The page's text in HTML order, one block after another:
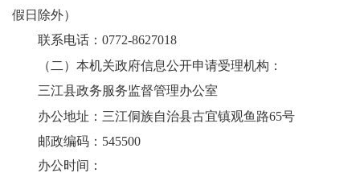
假日除外）
联系电话： 0772-8627018
（二）本机关政府信息公开申请受理机构：
三江县政务服务监督管理办公室
办公地址： 三江侗族自治县古宜镇观鱼路65号
邮政编码：545500
办公时间：